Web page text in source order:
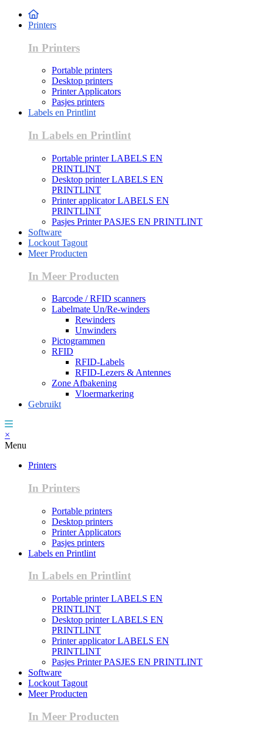
Printers
In Printers
Portable printers
Desktop printers
Printer Applicators
Pasjes printers
Labels en Printlint
In Labels en Printlint
Portable printer LABELS EN
PRINTLINT
Desktop printer LABELS EN
PRINTLINT
Printer applicator LABELS EN
PRINTLINT
Pasjes Printer PASJES EN PRINTLINT
Software
Lockout Tagout
Meer Producten
In Meer Producten
Barcode / RFID scanners
Labelmate Un/Re-winders
Rewinders
Unwinders
Pictogrammen
RFID
RFID-Labels
RFID-Lezers & Antennes
Zone Afbakening
Vloermarkering
Gebruikt
×
Menu
Printers
In Printers
Portable printers
Desktop printers
Printer Applicators
Pasjes printers
Labels en Printlint
In Labels en Printlint
Portable printer LABELS EN
PRINTLINT
Desktop printer LABELS EN
PRINTLINT
Printer applicator LABELS EN
PRINTLINT
Pasjes Printer PASJES EN PRINTLINT
Software
Lockout Tagout
Meer Producten
In Meer Producten